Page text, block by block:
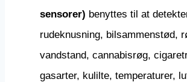
sensorer) benyttes til at
rudeknusning, bilsammenstød,
vandstand, cannabisrøg,
gasarter, kulilte, temperaturer,